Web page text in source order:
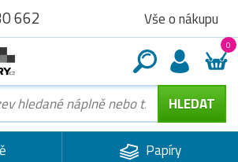
662 Vše o nákupu
0
Papíry